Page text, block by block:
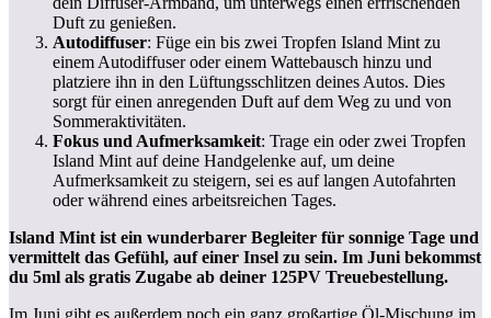
Duft zu genießen.
Autodiffuser: Füge ein bis zwei Tropfen Island Mint zu
einem Autodiffuser oder einem Wattebausch hinzu und
platziere ihn in den Lüftungsschlitzen deines Autos. Dies
sorgt für einen anregenden Duft auf dem Weg zu und von
Sommeraktivitäten.
Fokus und Aufmerksamkeit: Trage ein oder zwei Tropfen
Island Mint auf deine Handgelenke auf, um deine
Aufmerksamkeit zu steigern, sei es auf langen Autofahrten
oder während eines arbeitsreichen Tages.
Island Mint ist ein wunderbarer Begleiter für sonnige Tage und
vermittelt das Gefühl, auf einer Insel zu sein. Im Juni bekommst
du 5ml als gratis Zugabe ab deiner 125PV Treuebestellung.
Im Juni gibt es außerdem noch ein ganz großartige Öl-Mischung im